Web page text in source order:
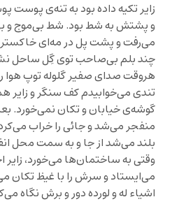
زایر تکیه داده بود به تنه‌ی پوست
و پشتش به شط بود. شط بی‌موج و
می‌رفت و پشت پل در مه‌ای
چند بلم بی‌صاحب توی گِل ساحل
هروقت صدای صفیر گلوله توپ هوا
تندی می‌خوابیدم کف سنگر و زایر
گوشه‌ی خیابان و تکان نمی‌خورد.
منفجر می‌شد و جائی را خراب می‌کرد
بلند می‌شد از جا و به سمت محل
وقتی به ساختمان‌ها می‌خورد، زایر
می‌ایستاد و سرش را با غیظ تکان
اشیاء له و لورده دور و برش نگاه